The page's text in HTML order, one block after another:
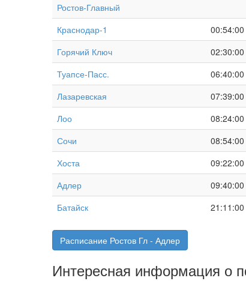
Ростов-Главный
Краснодар-1
00:54:00
Горячий Ключ
02:30:00
Туапсе-Пасс.
06:40:00
Лазаревская
07:39:00
Лоо
08:24:00
Сочи
08:54:00
Хоста
09:22:00
Адлер
09:40:00
Батайск
21:11:00
Расписание Ростов Гл - Адлер
Интересная информация о